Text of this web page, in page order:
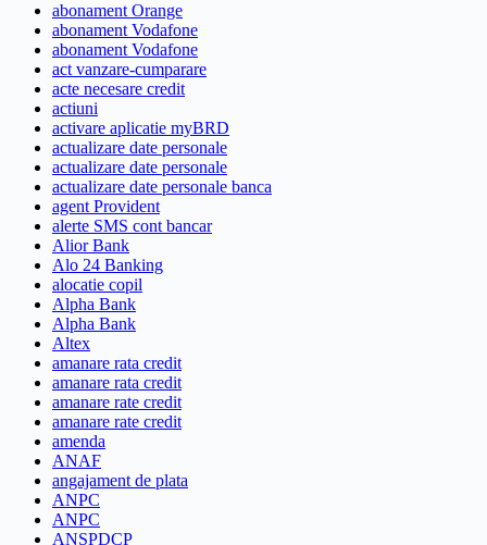
abonament Orange
abonament Vodafone
abonament Vodafone
act vanzare-cumparare
acte necesare credit
actiuni
activare aplicatie myBRD
actualizare date personale
actualizare date personale
actualizare date personale banca
agent Provident
alerte SMS cont bancar
Alior Bank
Alo 24 Banking
alocatie copil
Alpha Bank
Alpha Bank
Altex
amanare rata credit
amanare rata credit
amanare rate credit
amanare rate credit
amenda
ANAF
angajament de plata
ANPC
ANPC
ANSPDCP